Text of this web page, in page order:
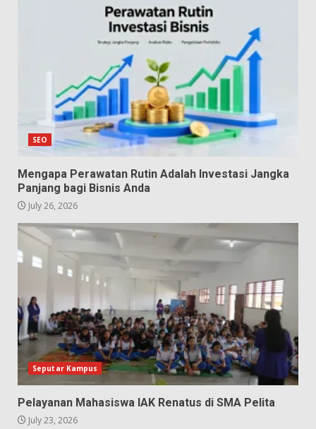
SEO
Mengapa Perawatan Rutin Adalah Investasi Jangka
Panjang bagi Bisnis Anda
July 26, 2026
Seputar Kampus
Pelayanan Mahasiswa IAK Renatus di SMA Pelita
July 23, 2026